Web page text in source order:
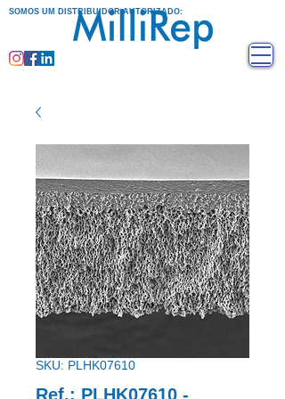
SOMOS UM DISTRIBUIDOR AUTORIZADO:
SKU: PLHK07610
Ref.: PLHK07610 -